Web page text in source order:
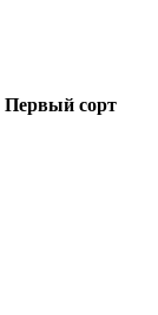
Первый сорт